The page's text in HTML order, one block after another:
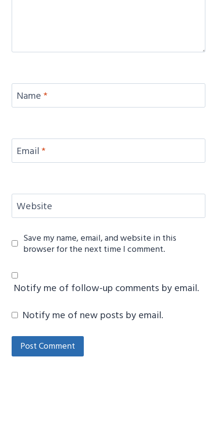
Name*
Email*
Website
Save my name, email, and website in this
browser for the next time I comment.
Notify me of follow-up comments by email.
Notify me of new posts by email.